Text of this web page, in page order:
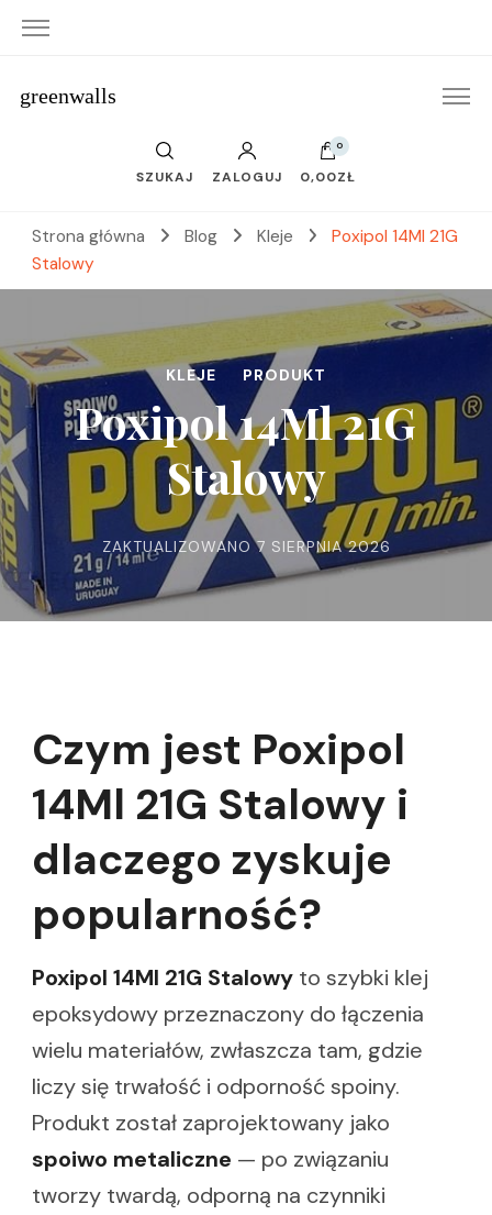
greenwalls
SZUKAJ ZALOGUJ
0
0,00ZŁ
Strona główna Blog Kleje
Poxipol 14Ml 21G
Stalowy
KLEJE PRODUKT
Poxipol 14Ml 21G
Stalowy
ZAKTUALIZOWANO7 SIERPNIA 2026
Czym jest Poxipol
14Ml 21G Stalowy i
dlaczego zyskuje
popularność?
Poxipol 14Ml 21G Stalowy to szybki klej
epoksydowy przeznaczony do łączenia
wielu materiałów, zwłaszcza tam, gdzie
liczy się trwałość i odporność spoiny.
Produkt został zaprojektowany jako
spoiwo metaliczne — po związaniu
tworzy twardą, odporną na czynniki